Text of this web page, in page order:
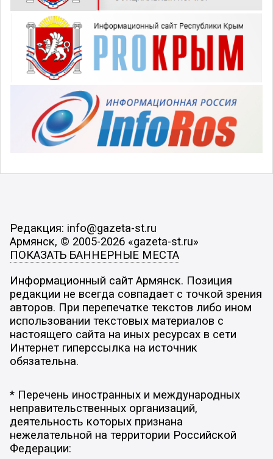
Редакция: info@gazeta-st.ru
Армянск, © 2005-2026 «gazeta-st.ru»
ПОКАЗАТЬ БАННЕРНЫЕ МЕСТА
Информационный сайт Армянск. Позиция
редакции не всегда совпадает с точкой зрения
авторов. При перепечатке текстов либо ином
использовании текстовых материалов с
настоящего сайта на иных ресурсах в сети
Интернет гиперссылка на источник
обязательна.
* Перечень иностранных и международных
неправительственных организаций,
деятельность которых признана
нежелательной на территории Российской
Федерации: